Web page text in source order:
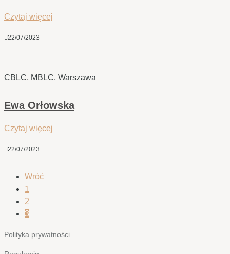
Czytaj więcej
22/07/2023
CBLC, MBLC, Warszawa
Ewa Orłowska
Czytaj więcej
22/07/2023
Wróć
1
2
3
Polityka prywatności